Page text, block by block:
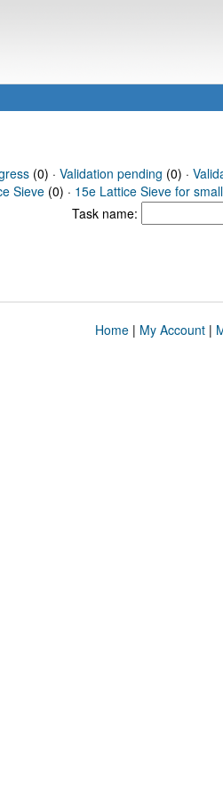
(0) · Validation pending (0) ·
Sieve (0) · 15e Lattice Sieve for
Task name:
Home| My Account|